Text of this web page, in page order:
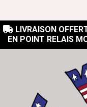
 LIVRAISON
EN POINT RELAIS